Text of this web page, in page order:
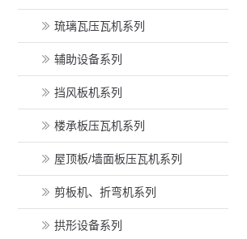
琉璃瓦压瓦机系列
辅助设备系列
挡风板机系列
楼承板压瓦机系列
屋顶板/墙面板压瓦机系列
剪板机、折弯机系列
拱形设备系列